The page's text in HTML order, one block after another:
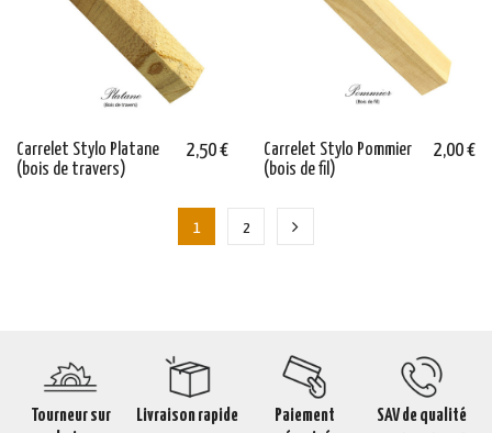
Carrelet Stylo Platane
(bois de travers)
2,50 €
Carrelet Stylo Pommier
(bois de fil)
2,00 €
1 2
Tourneur sur
Livraison rapide
Paiement
SAV de qualité